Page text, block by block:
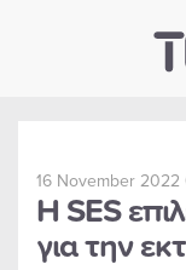
Skip to main
16 November 2022
Η SES
για την